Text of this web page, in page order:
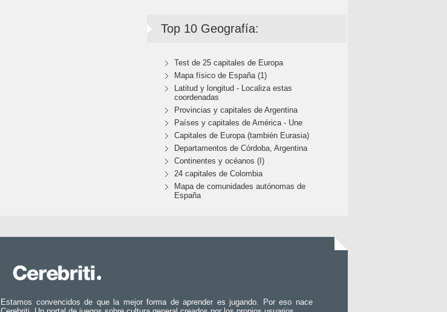
Top 10 Geografía:
Test de 25 capitales de Europa
Mapa físico de España (1)
Latitud y longitud - Localiza estas
coordenadas
Provincias y capitales de Argentina
Países y capitales de América - Une
Capitales de Europa (también Eurasia)
Departamentos de Córdoba, Argentina
Continentes y océanos (I)
24 capitales de Colombia
Mapa de comunidades autónomas de
España
Estamos convencidos de que la mejor forma de aprender es jugando. Por eso nace